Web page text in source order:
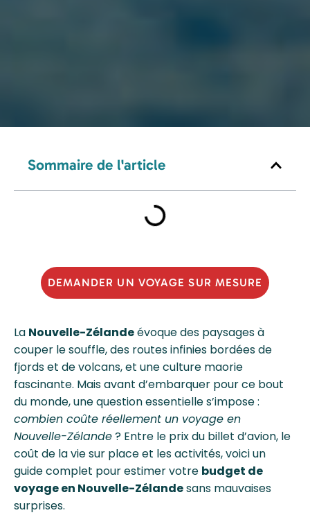
La Nouvelle-Zélandeévoque des paysages à
couper le souffle, des routes infinies bordées de
fjords et de volcans, et une culture maorie
fascinante. Mais avant d’embarquer pour ce bout
du monde, une question essentielle s’impose :
combien coûte réellement un voyage en
Nouvelle-Zélande? Entre le prix du billet d’avion, le
coût de la vie sur place et les activités, voici un
guide complet pour estimer votre budget de
voyage en Nouvelle-Zélandesans mauvaises
surprises.
Sommaire de l'article
DEMANDER UN VOYAGE SUR MESURE